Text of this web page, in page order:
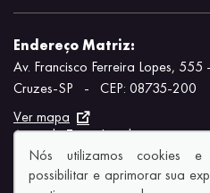
Endereço Matriz:
Av. Francisco Ferreira Lopes,
Cruzes-SP
-
CEP: 08735-200
Ver mapa
Aviso de Texto Legal
Nós utilizamos cookies e
possibilitar e aprimorar sua